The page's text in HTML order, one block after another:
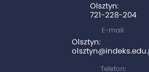
Olsztyn:
721-228-204
E-mail:
Olsztyn:
Telefon: